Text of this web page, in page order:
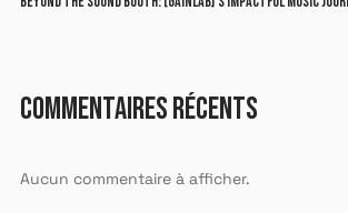
COMMENTAIRES RÉCENTS
Aucun commentaire à afficher.